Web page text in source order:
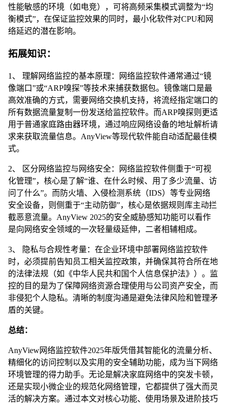
性能敏感的环境（如电竞），可将高频采集模式调整为“均
衡模式”，在保证监控效果的同时，最小化软件对CPU和网
络延迟的潜在影响。
拓展知识：
1、 理解网络监控的基本原理：网络监控软件通常通过“镜
像端口”或“ARP嗅探”等技术来捕获数据包。镜像端口是最
高效准确的方式，需要网络交换机支持，将流经指定端口的
所有数据流量复制一份发送给监控软件。而ARP嗅探则更适
用于普通家庭路由器环境，通过响应网络设备的地址解析请
求来获取流量信息。AnyView等现代软件能自动适配最佳模
式。
2、 区分网络监控与网络安全：网络监控软件侧重于“可视
化管理”，核心是了解“谁、在什么时候、用了多少流量、访
问了什么”。而防火墙、入侵检测系统（IDS）等专业网络
安全设备，则侧重于“主动防御”，核心是依据规则库主动拦
截恶意流量。AnyView 2025的安全威胁感知功能可以看作
是向网络安全领域的一次轻量级延伸，二者相辅相成。
3、 隐私与合规性考量：在企业环境中部署网络监控软件
时，必须提前告知员工相关监控政策，并确保其符合所在地
的法律法规（如《中华人民共和国个人信息保护法》）。监
控的目的是为了保障网络资源合理使用与公司资产安全，而
非侵犯个人隐私。清晰的制度沟通是避免法律风险和管理矛
盾的关键。
总结：
AnyView网络监控软件2025年版凭借其智能化的流量分析、
精细化的访问控制以及实用的安全辅助功能，成为当下网络
环境管理的得力助手。无论是解决家庭网络中的突发卡顿，
还是实现小微企业的规范化网络管理，它都提供了强大而灵
活的解决方案。通过本文对核心功能、使用场景及进阶技巧